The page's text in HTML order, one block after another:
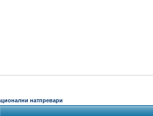
натпревари